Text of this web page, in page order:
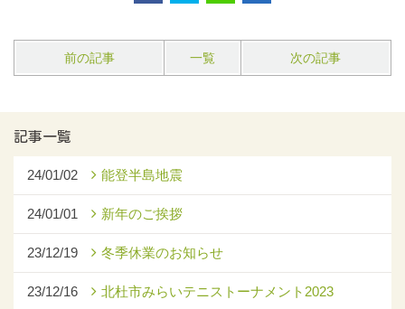
前の記事 一覧 次の記事
記事一覧
24/01/02 能登半島地震
24/01/01 新年のご挨拶
23/12/19 冬季休業のお知らせ
23/12/16 北杜市みらいテニストーナメント2023